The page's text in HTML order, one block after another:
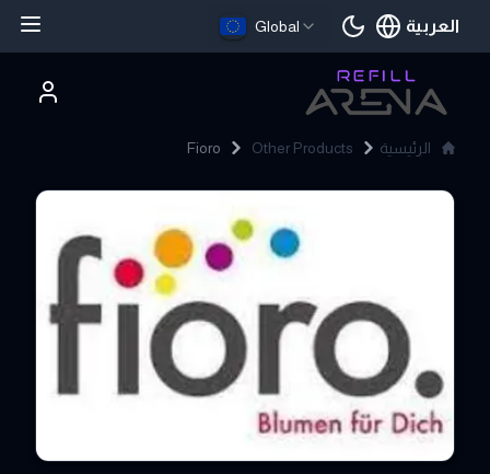
Global العربية
اللغة الحالية
الرئيسية Other Products
Fioro